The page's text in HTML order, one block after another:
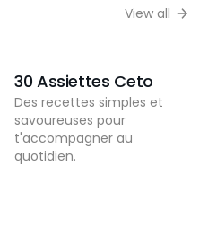
View all
30 Assiettes Ceto
Des recettes simples et
savoureuses pour
t'accompagner au
quotidien.